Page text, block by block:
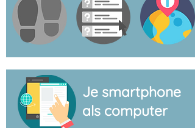
Je smartphone
als computer